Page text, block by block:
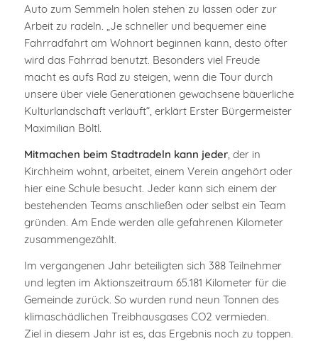
Auto zum Semmeln holen stehen zu lassen oder zur
Arbeit zu radeln. „Je schneller und bequemer eine
Fahrradfahrt am Wohnort beginnen kann, desto öfter
wird das Fahrrad benutzt. Besonders viel Freude
macht es aufs Rad zu steigen, wenn die Tour durch
unsere über viele Generationen gewachsene bäuerliche
Kulturlandschaft verläuft“, erklärt Erster Bürgermeister
Maximilian Böltl.
Mitmachen beim Stadtradeln kann jeder, der in
Kirchheim wohnt, arbeitet, einem Verein angehört oder
hier eine Schule besucht. Jeder kann sich einem der
bestehenden Teams anschließen oder selbst ein Team
gründen. Am Ende werden alle gefahrenen Kilometer
zusammengezählt.
Im vergangenen Jahr beteiligten sich 388 Teilnehmer
und legten im Aktionszeitraum 65.181 Kilometer für die
Gemeinde zurück. So wurden rund neun Tonnen des
klimaschädlichen Treibhausgases CO2 vermieden.
Ziel in diesem Jahr ist es, das Ergebnis noch zu toppen.